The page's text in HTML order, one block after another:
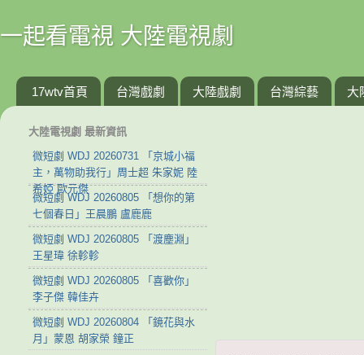
一起看電視 大陸電視劇
17wtv首頁 台灣戲劇 大陸戲劇 台灣綜藝 大
大陸電視劇 最新資訊
微短劇 WDJ 20260731 「京城小福
主，萬物助我行」周士超 朱家妮 陸
希婭 歐元傑
微短劇 WDJ 20260805 「想你的第
七個春日」王晨鵬 盧鹿鹿
微短劇 WDJ 20260805 「渡塵淵」
王星瑋 徐軫軫
微短劇 WDJ 20260805 「喜歡你」
李子傑 韓佳卉
微短劇 WDJ 20260804 「鏡花與水
月」蒙恩 胡家榮 鐘正